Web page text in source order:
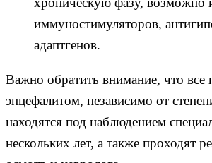
иммуностимуляторов,
адаптгенов.
Важно обратить внимание, что все
энцефалитом, независимо от
находятся под наблюдением
нескольких лет, а также проходят